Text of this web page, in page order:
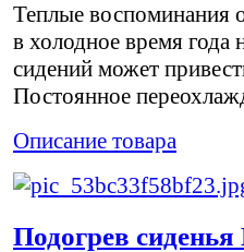
Теплые воспоминания
в холодное время года
сидений может
Постоянное
Описание товара
Подогрев